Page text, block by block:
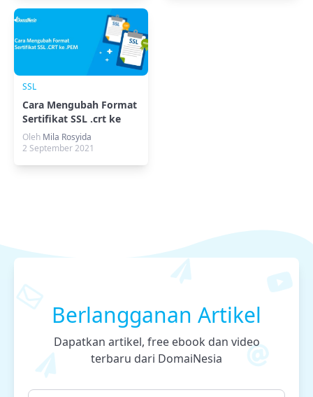
SSL
Cara Mengubah Format
Sertifikat SSL .crt ke
.pem
Oleh Mila Rosyida
2 September 2021
Berlangganan Artikel
Dapatkan artikel, free ebook dan video
terbaru dari DomaiNesia